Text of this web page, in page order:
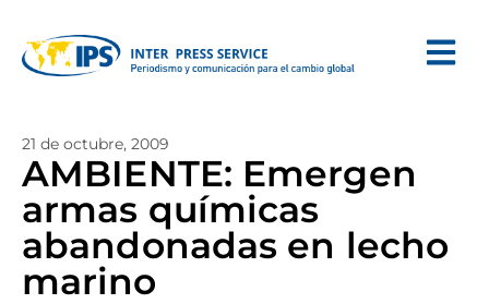
21 de octubre, 2009
AMBIENTE: Emergen
armas químicas
abandonadas en lecho
marino